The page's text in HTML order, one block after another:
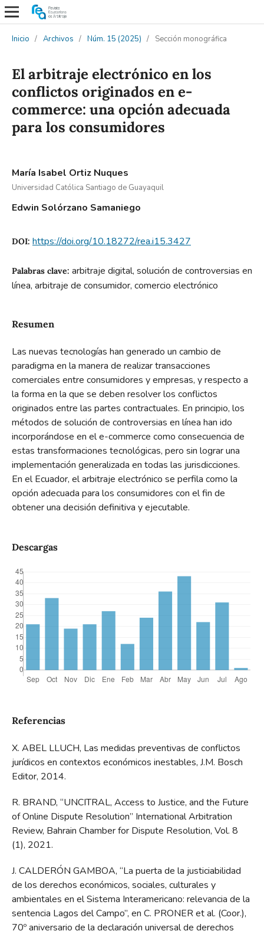
Inicio / Archivos / Núm. 15 (2025) / Sección monográfica
El arbitraje electrónico en los
conflictos originados en e-
commerce: una opción adecuada
para los consumidores
María Isabel Ortiz Nuques
Universidad Católica Santiago de Guayaquil
Edwin Solórzano Samaniego
DOI: https://doi.org/10.18272/rea.i15.3427
Palabras clave: arbitraje digital, solución de controversias en
línea, arbitraje de consumidor, comercio electrónico
Resumen
Las nuevas tecnologías han generado un cambio de
paradigma en la manera de realizar transacciones
comerciales entre consumidores y empresas, y respecto a
la forma en la que se deben resolver los conflictos
originados entre las partes contractuales. En principio, los
métodos de solución de controversias en línea han ido
incorporándose en el e-commerce como consecuencia de
estas transformaciones tecnológicas, pero sin lograr una
implementación generalizada en todas las jurisdicciones.
En el Ecuador, el arbitraje electrónico se perfila como la
opción adecuada para los consumidores con el fin de
obtener una decisión definitiva y ejecutable.
Descargas
Referencias
X. ABEL LLUCH, Las medidas preventivas de conflictos
jurídicos en contextos económicos inestables, J.M. Bosch
Editor, 2014.
R. BRAND, “UNCITRAL, Access to Justice, and the Future
of Online Dispute Resolution” International Arbitration
Review, Bahrain Chamber for Dispute Resolution, Vol. 8
(1), 2021.
J. CALDERÓN GAMBOA, “La puerta de la justiciabilidad
de los derechos económicos, sociales, culturales y
ambientales en el Sistema Interamericano: relevancia de la
sentencia Lagos del Campo”, en C. PRONER et al. (Coor.),
70º aniversario de la declaración universal de derechos